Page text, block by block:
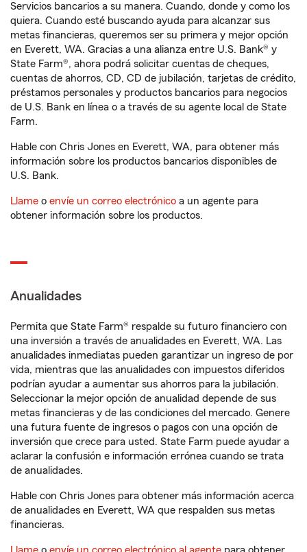
Servicios bancarios a su manera. Cuando, donde y como los
quiera. Cuando esté buscando ayuda para alcanzar sus
metas financieras, queremos ser su primera y mejor opción
en Everett, WA. Gracias a una alianza entre U.S. Bank® y
State Farm®, ahora podrá solicitar cuentas de cheques,
cuentas de ahorros, CD, CD de jubilación, tarjetas de crédito,
préstamos personales y productos bancarios para negocios
de U.S. Bank en línea o a través de su agente local de State
Farm.
Hable con Chris Jones en Everett, WA, para obtener más
información sobre los productos bancarios disponibles de
U.S. Bank.
Llame o envíe un correo electrónico a un agente para
obtener información sobre los productos.
Anualidades
Permita que State Farm® respalde su futuro financiero con
una inversión a través de anualidades en Everett, WA. Las
anualidades inmediatas pueden garantizar un ingreso de por
vida, mientras que las anualidades con impuestos diferidos
podrían ayudar a aumentar sus ahorros para la jubilación.
Seleccionar la mejor opción de anualidad depende de sus
metas financieras y de las condiciones del mercado. Genere
una futura fuente de ingresos o pagos con una opción de
inversión que crece para usted. State Farm puede ayudar a
aclarar la confusión e información errónea cuando se trata
de anualidades.
Hable con Chris Jones para obtener más información acerca
de anualidades en Everett, WA que respalden sus metas
financieras.